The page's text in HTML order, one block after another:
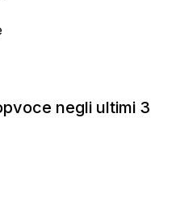
negli ultimi 3